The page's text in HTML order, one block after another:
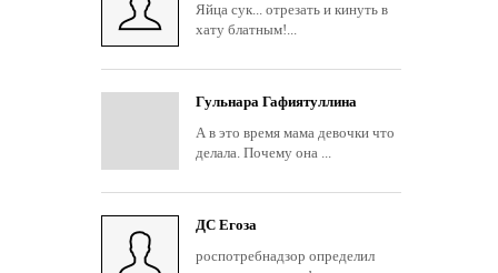
Яйца сук... отрезать и кинуть в
хату блатным!...
Гульнара Гафиятуллина
А в это время мама девочки что
делала. Почему она ...
ДС Егоза
роспотребнадзор определил